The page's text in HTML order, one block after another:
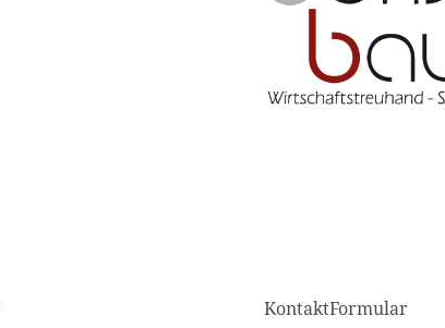
KontaktFormular